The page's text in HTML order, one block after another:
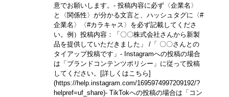
意でお願いします。- 投稿内容に必ず〈企業名〉
と〈関係性〉が分かる文言と、ハッシュタグに〈#
企業名〉〈#カラキャス〉を必ず記載してくださ
い。 例）投稿内容：「〇〇株式会社さんから新製
品を提供していただきました」 /「 〇〇さんとの
タイアップ投稿です」 - Instagramへの投稿の場合
は「ブランドコンテンツポリシー」に従って投稿
してください。
[詳しくはこちら]
(https://help.instagram.com/1695974997209192/?
helpref=uf_share)- TikTokへの投稿の場合は「コン